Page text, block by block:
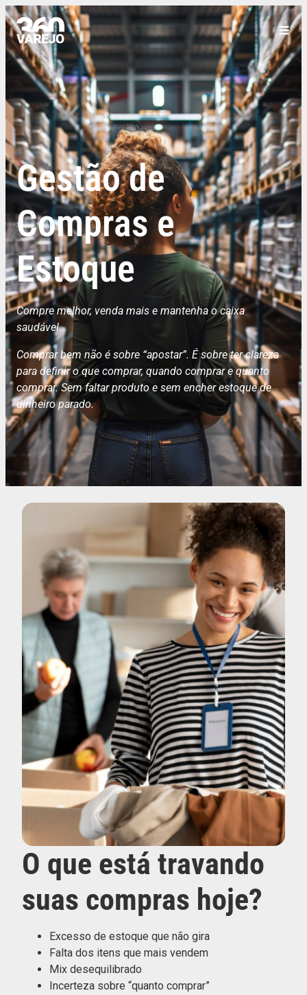
Gestão de
Compras e
Estoque
Compre melhor, venda mais e mantenha o caixa
saudável.
Comprar bem não é sobre “apostar”. É sobre ter clareza
para definir o que comprar, quando comprar e quanto
comprar. Sem faltar produto e sem encher estoque de
dinheiro parado.
O que está travando
suas compras hoje?
Excesso de estoque que não gira
Falta dos itens que mais vendem
Mix desequilibrado
Incerteza sobre “quanto comprar”